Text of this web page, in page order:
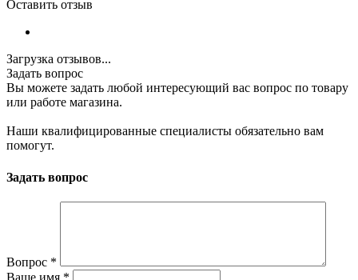
Оставить отзыв
Загрузка отзывов...
Задать вопрос
Вы можете задать любой интересующий вас вопрос по товару
или работе магазина.
Наши квалифицированные специалисты обязательно вам
помогут.
Задать вопрос
Вопрос *
Ваше имя *